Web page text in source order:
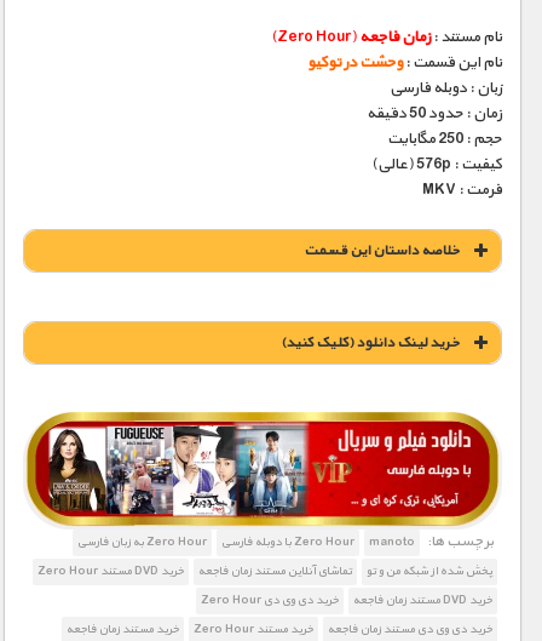
نام مستند :زمان فاجعه(Zero Hour)
نام این قسمت :وحشت در توکیو
زبان : دوبله فارسی
زمان : حدود 50 دقیقه
حجم : 250 مگابایت
کیفیت : 576p (عالی)
فرمت : MKV
خلاصه داستان این قسمت
خريد لينک دانلود (کليک کنيد)
1900 تومان – خريد لينک دانلود (افزودن به سبد خريد)
برچسب ها: manoto Zero Hour با دوبله فارسی
Zero Hour به زبان فارسی
پخش شده از شبکه من و تو
تماشای آنلاین مستند زمان فاجعه
خرید DVD مستند Zero Hour
خرید DVD مستند زمان فاجعه
خرید دی وی دی Zero Hour
خرید دی وی دی مستند زمان فاجعه
خرید مستند Zero Hour
خرید مستند زمان فاجعه